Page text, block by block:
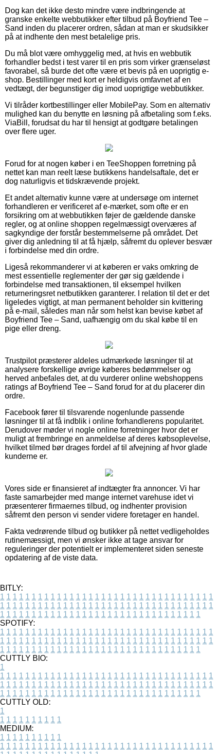
Dog kan det ikke desto mindre være indbringende at
granske enkelte webbutikker efter tilbud på Boyfriend Tee –
Sand inden du placerer ordren, sådan at man er skudsikker
på at indhente den mest betalelige pris.
Du må blot være omhyggelig med, at hvis en webbutik
forhandler bedst i test varer til en pris som virker grænseløst
favorabel, så burde det ofte være et bevis på en uoprigtig e-
shop. Bestillinger med kort er heldigvis omfavnet af en
vedtægt, der begunstiger dig imod uoprigtige webbutikker.
Vi tilråder kortbestillinger eller MobilePay. Som en alternativ
mulighed kan du benytte en løsning på afbetaling som f.eks.
ViaBill, forudsat du har til hensigt at godtgøre betalingen
over flere uger.
Forud for at nogen køber i en TeeShoppen forretning på
nettet kan man reelt læse butikkens handelsaftale, det er
dog naturligvis et tidskrævende projekt.
Et andet alternativ kunne være at undersøge om internet
forhandleren er verificeret af e-mærket, som ofte er en
forsikring om at webbutikken føjer de gældende danske
regler, og at online shoppen regelmæssigt overværes af
sagkyndige der forstår bestemmelserne på området. Det
giver dig anledning til at få hjælp, såfremt du oplever besvær
i forbindelse med din ordre.
Ligeså rekommanderer vi at køberen er vaks omkring de
mest essentielle reglementer der gør sig gældende i
forbindelse med transaktionen, til eksempel hvilken
returneringsret netbutikken garanterer. I relation til det er det
ligeledes vigtigt, at man permanent beholder sin kvittering
på e-mail, således man når som helst kan bevise købet af
Boyfriend Tee – Sand, uafhængig om du skal købe til en
pige eller dreng.
Trustpilot præsterer aldeles udmærkede løsninger til at
analysere forskellige øvrige køberes bedømmelser og
herved anbefales det, at du vurderer online webshoppens
ratings af Boyfriend Tee – Sand forud for at du placerer din
ordre.
Facebook fører til tilsvarende nogenlunde passende
løsninger til at få indblik i online forhandlerens popularitet.
Derudover møder vi nogle online forretninger hvor det er
muligt at frembringe en anmeldelse af deres købsoplevelse,
hvilket tilmed bør drages fordel af til afvejning af hvor glade
kunderne er.
Vores side er finansieret af indtægter fra annoncer. Vi har
faste samarbejder med mange internet varehuse idet vi
præsenterer firmaernes tilbud, og indhenter provision
såfremt den person vi sender videre foretager en handel.
Fakta vedrørende tilbud og butikker på nettet vedligeholdes
rutinemæssigt, men vi ønsker ikke at tage ansvar for
reguleringer der potentielt er implementeret siden seneste
opdatering af de viste data.
BITLY:
1 1 1 1 1 1 1 1 1 1 1 1 1 1 1 1 1 1 1 1 1 1 1 1 1 1 1 1 1 1 1 1 1 1
1 1 1 1 1 1 1 1 1 1 1 1 1 1 1 1 1 1 1 1 1 1 1 1 1 1 1 1 1 1 1 1 1 1
1 1 1 1 1 1 1 1 1 1 1 1 1 1 1 1 1 1 1 1 1 1 1 1 1 1 1 1 1 1 1 1
SPOTIFY:
1 1 1 1 1 1 1 1 1 1 1 1 1 1 1 1 1 1 1 1 1 1 1 1 1 1 1 1 1 1 1 1 1 1
1 1 1 1 1 1 1 1 1 1 1 1 1 1 1 1 1 1 1 1 1 1 1 1 1 1 1 1 1 1 1 1 1 1
1 1 1 1 1 1 1 1 1 1 1 1 1 1 1 1 1 1 1 1 1 1 1 1 1 1 1 1 1 1 1 1
CUTTLY BIO:
1
1 1 1 1 1 1 1 1 1 1 1 1 1 1 1 1 1 1 1 1 1 1 1 1 1 1 1 1 1 1 1 1 1 1
1 1 1 1 1 1 1 1 1 1 1 1 1 1 1 1 1 1 1 1 1 1 1 1 1 1 1 1 1 1 1 1 1 1
1 1 1 1 1 1 1 1 1 1 1 1 1 1 1 1 1 1 1 1 1 1 1 1 1 1 1 1 1 1 1 1
CUTTLY OLD:
1
1 1 1 1 1 1 1 1 1 1
MEDIUM:
1 1 1 1 1 1 1 1 1 1
1 1 1 1 1 1 1 1 1 1 1 1 1 1 1 1 1 1 1 1 1 1 1 1 1 1 1 1 1 1 1 1 1 1